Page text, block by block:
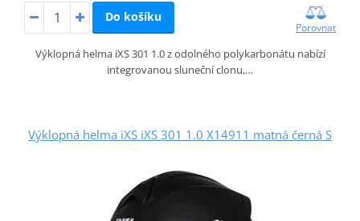
Do košíku
Porovnat
Výklopná helma iXS 301 1.0 z odolného polykarbonátu nabízí
integrovanou sluneční clonu,…
Výklopná helma iXS iXS 301 1.0 X14911 matná černá S